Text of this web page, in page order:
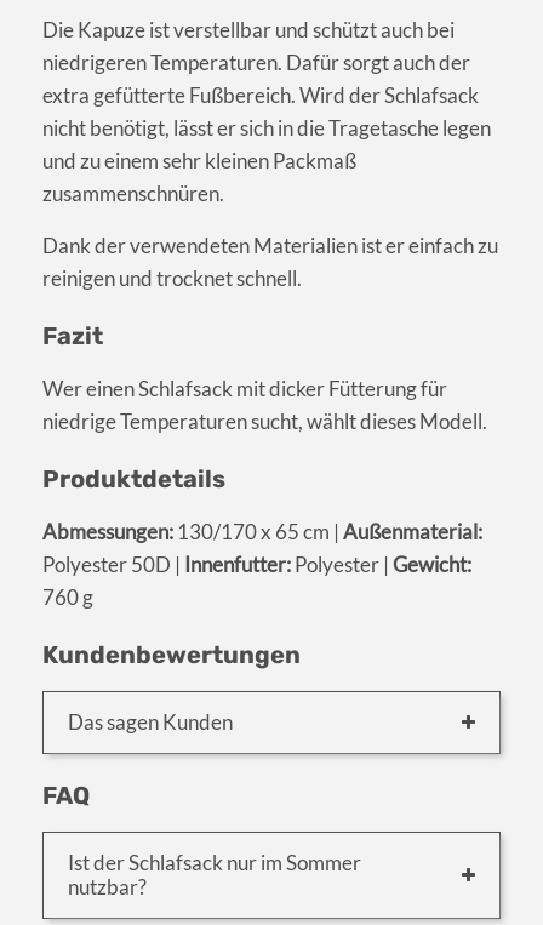
Die Kapuze ist verstellbar und schützt auch bei
niedrigeren Temperaturen. Dafür sorgt auch der
extra gefütterte Fußbereich. Wird der Schlafsack
nicht benötigt, lässt er sich in die Tragetasche legen
und zu einem sehr kleinen Packmaß
zusammenschnüren.
Dank der verwendeten Materialien ist er einfach zu
reinigen und trocknet schnell.
Fazit
Wer einen Schlafsack mit dicker Fütterung für
niedrige Temperaturen sucht, wählt dieses Modell.
Produktdetails
Abmessungen: 130/170 x 65 cm | Außenmaterial:
Polyester 50D | Innenfutter:Polyester | Gewicht:
760 g
Kundenbewertungen
Das sagen Kunden
FAQ
Ist der Schlafsack nur im Sommer
nutzbar?